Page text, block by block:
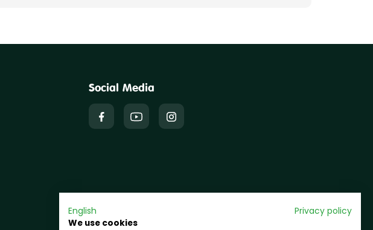
Social Media
English
Privacy policy
We use cookies